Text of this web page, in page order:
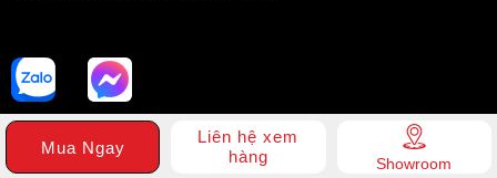
Mua Ngay
Liên hệ xem
hàng
Showroom